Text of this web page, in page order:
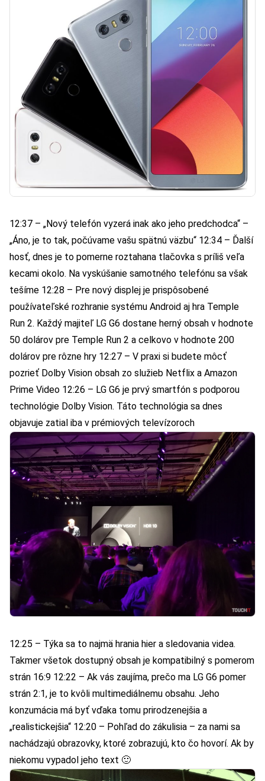
12:37 – „Nový telefón vyzerá inak ako jeho predchodca“ –
„Áno, je to tak, počúvame vašu spätnú väzbu“ 12:34 – Ďalší
hosť, dnes je to pomerne roztahana tlačovka s príliš veľa
kecami okolo. Na vyskúšanie samotného telefónu sa však
tešíme 12:28 – Pre nový displej je prispôsobené
používateľské rozhranie systému Android aj hra Temple
Run 2. Každý majiteľ LG G6 dostane herný obsah v hodnote
50 dolárov pre Temple Run 2 a celkovo v hodnote 200
dolárov pre rôzne hry 12:27 – V praxi si budete môcť
pozrieť Dolby Vision obsah zo služieb Netflix a Amazon
Prime Video 12:26 – LG G6 je prvý smartfón s podporou
technológie Dolby Vision. Táto technológia sa dnes
objavuje zatial iba v prémiových televízoroch
12:25 – Týka sa to najmä hrania hier a sledovania videa.
Takmer všetok dostupný obsah je kompatibilný s pomerom
strán 16:9 12:22 – Ak vás zaujíma, prečo ma LG G6 pomer
strán 2:1, je to kvôli multimediálnemu obsahu. Jeho
konzumácia má byť vďaka tomu prirodzenejšia a
„realistickejšia“ 12:20 – Pohľad do zákulisia – za nami sa
nachádzajú obrazovky, ktoré zobrazujú, kto čo hovorí. Ak by
niekomu vypadol jeho text 🙂